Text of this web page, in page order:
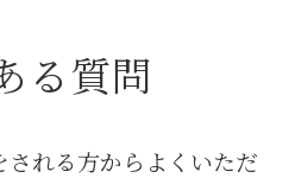
る質問
れる方からよくいただ